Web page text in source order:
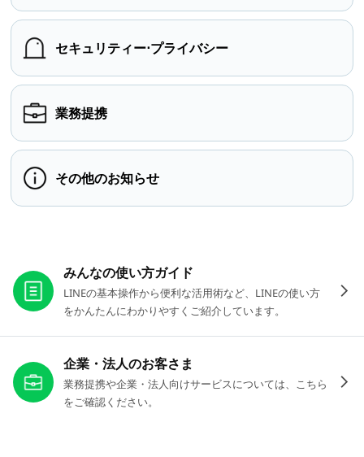
セキュリティー⋅プライバシー
業務提携
その他のお知らせ
みんなの使い方ガイド
LINEの基本操作から便利な活用術など、LINEの使い方
をかんたんにわかりやすくご紹介しています。
企業・法人のお客さま
業務提携や企業・法人向けサービスについては、こちら
をご確認ください。